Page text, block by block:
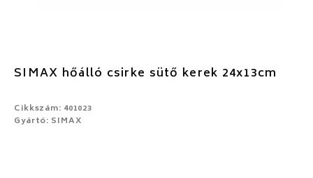
SIMAX hőálló csirke sütő kerek 24x13cm
Cikkszám: 401023
Gyártó: SIMAX